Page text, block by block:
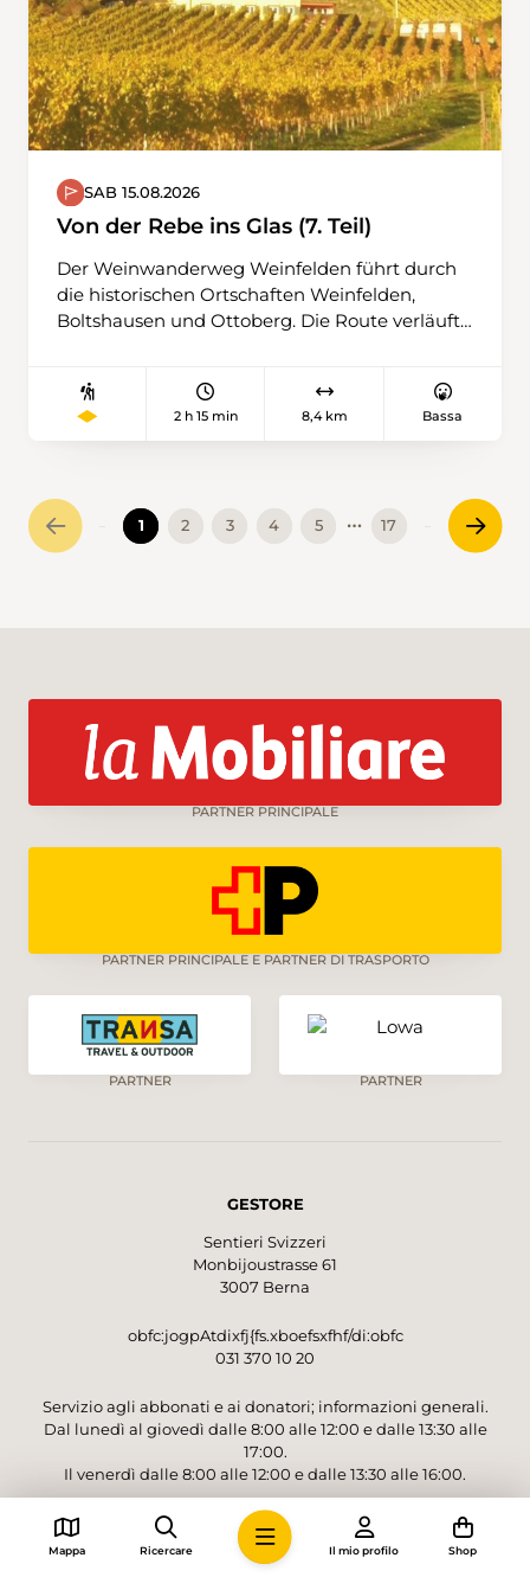
SAB 15.08.2026
Von der Rebe ins Glas (7. Teil)
Der Weinwanderweg Weinfelden führt durch
die historischen Ortschaften Weinfelden,
Boltshausen und Ottoberg. Die Route verläuft
Rebbergen. Unterwegs bietet sich die
Gelegenheit, regionale Winzerinnen und
Verschiedene Stationen laden zum Verweilen
und Degustieren ein.
2 h 15 min 8,4 km Bassa
1 2 3 4 5 … 17
PARTNER PRINCIPALE
PARTNER PRINCIPALE E PARTNER DI TRASPORTO
PARTNER PARTNER
GESTORE
Sentieri Svizzeri
Monbijoustrasse 61
3007 Berna
obfc:jogpAtdixfj{fs.xboefsxfhf/di:obfc
031 370 10 20
Servizio agli abbonati e ai donatori; informazioni generali.
Dal lunedì al giovedì dalle 8:00 alle 12:00 e dalle 13:30 alle
17:00.
Il venerdì dalle 8:00 alle 12:00 e dalle 13:30 alle 16:00.
CONTATTO PER RICHIESTE
Mappa Ricercare Il mio profilo Shop